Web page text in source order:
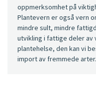
oppmerksomhet på
Plantevern er også vern
mindre sult, mindre
utvikling i fattige deler av
plantehelse, den kan vi
import av fremmede arter.